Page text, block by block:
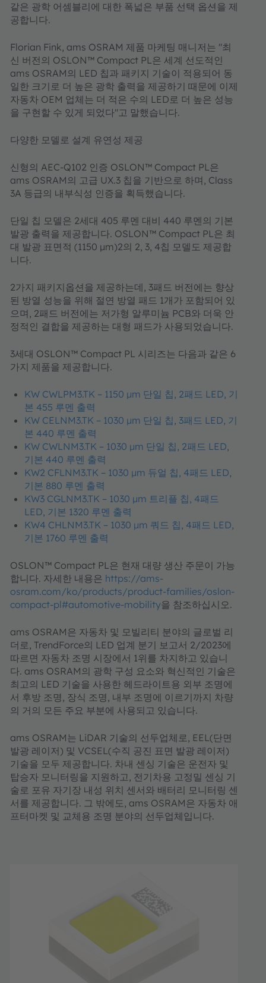
같은 광학 어셈블리에 대한 폭넓은 부품 선택 옵션을 제
공합니다.
Florian Fink, ams OSRAM 제품 마케팅 매니저는 "최
신 버전의 OSLON™ Compact PL은 세계 선도적인
ams OSRAM의 LED 칩과 패키지 기술이 적용되어 동
일한 크기로 더 높은 광학 출력을 제공하기 때문에 이제
자동차 OEM 업체는 더 적은 수의 LED로 더 높은 성능
을 구현할 수 있게 되었다"고 말했습니다.
다양한 모델로 설계 유연성 제공
신형의 AEC-Q102 인증 OSLON™ Compact PL은
ams OSRAM의 고급 UX.3 칩을 기반으로 하며, Class
3A 등급의 내부식성 인증을 획득했습니다.
단일 칩 모델은 2세대 405 루멘 대비 440 루멘의 기본
발광 출력을 제공합니다. OSLON™ Compact PL은 최
대 발광 표면적 (1150 µm)2의 2, 3, 4칩 모델도 제공합
니다.
2가지 패키지옵션을 제공하는데, 3패드 버전에는 향상
된 방열 성능을 위해 절연 방열 패드 1개가 포함되어 있
으며, 2패드 버전에는 저가형 알루미늄 PCB와 더욱 안
정적인 결합을 제공하는 대형 패드가 사용되었습니다.
3세대 OSLON™ Compact PL 시리즈는 다음과 같은 6
가지 제품을 제공합니다.
KW CWLPM3.TK – 1150 µm 단일 칩, 2패드 LED, 기
본 455 루멘 출력
KW CELNM3.TK – 1030 µm 단일 칩, 3패드 LED, 기
본 440 루멘 출력
KW CWLNM3.TK – 1030 µm 단일 칩, 2패드 LED,
기본 440 루멘 출력
KW2 CFLNM3.TK – 1030 µm 듀얼 칩, 4패드 LED,
기본 880 루멘 출력
KW3 CGLNM3.TK – 1030 µm 트리플 칩, 4패드
LED, 기본 1320 루멘 출력
KW4 CHLNM3.TK – 1030 µm 쿼드 칩, 4패드 LED,
기본 1760 루멘 출력
OSLON™ Compact PL은 현재 대량 생산 주문이 가능
합니다. 자세한 내용은 https://ams-
osram.com/ko/products/product-families/oslon-
compact-pl#automotive-mobility을 참조하십시오.
ams OSRAM은 자동차 및 모빌리티 분야의 글로벌 리
더로, TrendForce의 LED 업계 분기 보고서 2/2023에
따르면 자동차 조명 시장에서 1위를 차지하고 있습니
다. ams OSRAM의 광학 구성 요소와 혁신적인 기술은
최고의 LED 기술을 사용한 헤드라이트용 외부 조명에
서 후방 조명, 장식 조명, 내부 조명에 이르기까지 차량
의 거의 모든 주요 부분에 사용되고 있습니다.
ams OSRAM는 LiDAR 기술의 선두업체로, EEL(단면
발광 레이저) 및 VCSEL(수직 공진 표면 발광 레이저)
기술을 모두 제공합니다. 차내 센싱 기술은 운전자 및
탑승자 모니터링을 지원하고, 전기차용 고정밀 센싱 기
술로 포유 자기장 내성 위치 센서와 배터리 모니터링 센
서를 제공합니다. 그 밖에도, ams OSRAM은 자동차 애
프터마켓 및 교체용 조명 분야의 선두업체입니다.